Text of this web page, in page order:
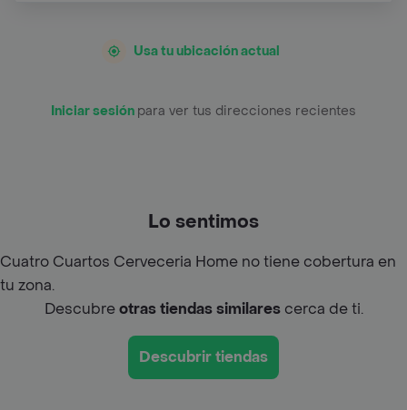
Usa tu ubicación actual
Iniciar sesión para ver tus direcciones recientes
Lo sentimos
Cuatro Cuartos Cerveceria Home no tiene cobertura en
tu zona.
Descubreotras tiendas similarescerca de ti.
Descubrir tiendas